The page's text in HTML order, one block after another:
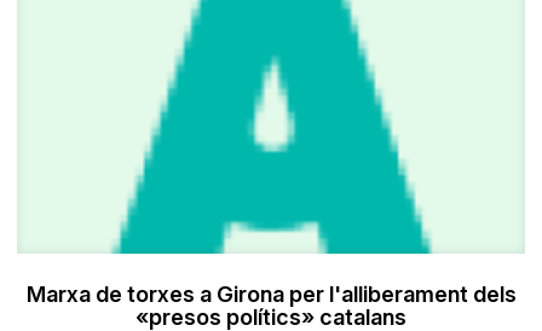
Marxa de torxes a Girona per l'alliberament dels
«presos polítics» catalans